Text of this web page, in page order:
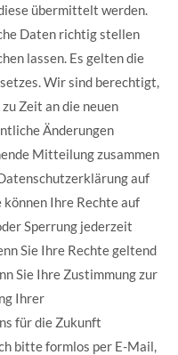
übermittelt werden.
Daten richtig stellen
lassen. Es gelten die
Wir sind berechtigt,
Zeit an die neuen
Änderungen
Mitteilung zusammen
auf
Ihre Rechte auf
Sperrung jederzeit
Sie Ihre Rechte geltend
Sie Ihre Zustimmung zur
Ihrer
für die Zukunft
bitte formlos per E-Mail,